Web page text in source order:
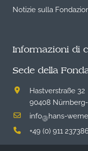
Notizie sulla
Informazioni di
Sede della
Hastverstraße 32
90408
info@hans-
+49 (0) 911